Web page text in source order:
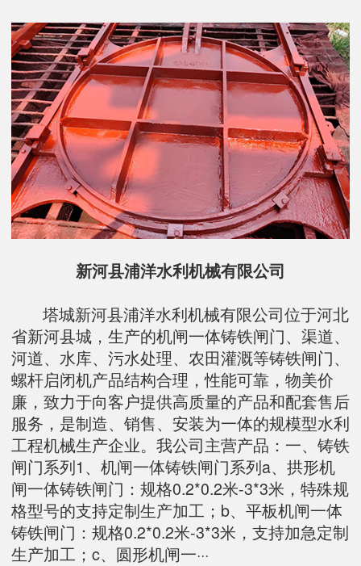
新河县浦洋水利机械有限公司
塔城新河县浦洋水利机械有限公司位于河北
省新河县城，生产的机闸一体铸铁闸门、渠道、
河道、水库、污水处理、农田灌溉等铸铁闸门、
螺杆启闭机产品结构合理，性能可靠，物美价
廉，致力于向客户提供高质量的产品和配套售后
服务，是制造、销售、安装为一体的规模型水利
工程机械生产企业。我公司主营产品：一、铸铁
闸门系列1、机闸一体铸铁闸门系列a、拱形机
闸一体铸铁闸门：规格0.2*0.2米-3*3米，特殊规
格型号的支持定制生产加工；b、平板机闸一体
铸铁闸门：规格0.2*0.2米-3*3米，支持加急定制
生产加工；c、圆形机闸一···